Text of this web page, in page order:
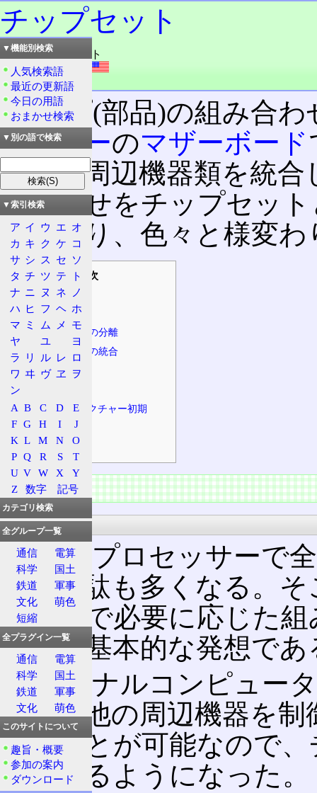
チップセット
読み：チップセット
外語：chip set
品詞：名詞
チップ(部品)の組み合わ
ューターのマザーボード
機能や周辺機器類を統
み合わせをチップセッ
遷により、色々と様変
目次
概要
概念
プロセッサーの分離
プロセッサーの統合
特徴
Coreアーキテクチャー初期
Bloomfield
Lynnfield
概要
概念
一つのプロセッサーで
り、無駄も多くなる。
ることで必要に応じた
うのが基本的な発想であ
パーソナルコンピュー
分と、他の周辺機器を
けることが可能なので
積されるようになった。
▼機能別検索
人気検索語
最近の更新語
今日の用語
おまかせ検索
▼別の語で検索
▼索引検索
ア イ ウ エ オ
カ キ ク ケ コ
サ シ ス セ ソ
タ チ ツ テ
ト
ナ ニ ヌ ネ
ノ
ハ ヒ フ ヘ ホ
マ ミ ム メ
モ
ヤ
ユ
ヨ
ラ
リ ル レ ロ
ワ ヰ ヴ ヱ
ヲ
ン
A B C D
E
F G H I
J
K L M N
O
P Q R S
T
U V W X
Y
Z
数字 記号
カテゴリ検索
全グループ一覧
通信
電算
科学
国土
鉄道
軍事
文化
萌色
短縮
全プラグイン一覧
通信
電算
科学
国土
鉄道
軍事
文化
萌色
このサイトについて
趣旨・概要
参加の案内
ダウンロード